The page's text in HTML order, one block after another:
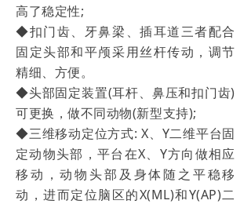
高了稳定性;
◆扣门齿、牙鼻梁、插耳道三者配合
固定头部和平颅采用丝杆传动，调节
精细、方便。
◆头部固定装置(耳杆、鼻压和扣门齿)
可更换，做不同动物(新型支持);
◆三维移动定位方式: X、Y二维平台固
定动物头部，平台在X、Y方向做相应
移动，动物头部及身体随之平稳移
动，进而定位脑区的X(ML)和Y(AP)二